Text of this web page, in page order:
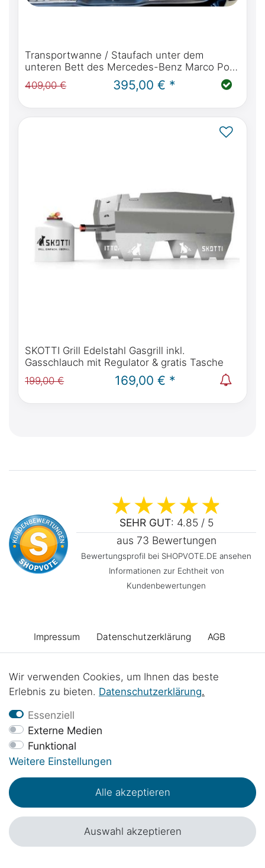
Transportwanne / Staufach unter dem
unteren Bett des Mercedes-Benz Marco Polo
W447 mit Küche oder Viano Marco Polo
W639
409,00 € 395,00 € *
SKOTTI Grill Edelstahl Gasgrill inkl.
Gasschlauch mit Regulator & gratis Tasche
199,00 €
169,00 € *
SEHR GUT: 4.85 / 5
aus 73 Bewertungen
Bewertungsprofil bei SHOPVOTE.DE ansehen
Informationen zur Echtheit von
Kundenbewertungen
Impressum Daten­schutz­erklärung AGB
Barrierefreiheitserklärung Widerrufs­recht
Vertrag widerrufen
*Preisangaben inkl. 19% MwSt. in EUR zzgl.Versandkosten.
Wir verwenden Cookies, um Ihnen das beste
Erlebnis zu bieten. Daten­schutz­erklärung.
Essenziell
Externe Medien
Funktional
Weitere Einstellungen
Alle akzeptieren
Auswahl akzeptieren